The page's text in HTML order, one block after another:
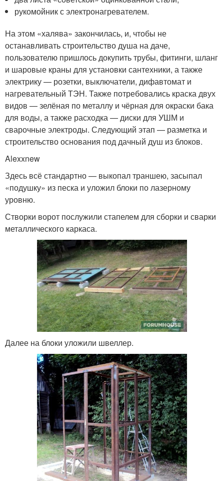
рукомойник с электронагревателем.
На этом «халява» закончилась, и, чтобы не
останавливать строительство душа на даче,
пользователю пришлось докупить трубы, фитинги, шланг
и шаровые краны для установки сантехники, а также
электрику — розетки, выключатели, дифавтомат и
нагревательный ТЭН. Также потребовались краска двух
видов — зелёная по металлу и чёрная для окраски бака
для воды, а также расходка — диски для УШМ и
сварочные электроды. Следующий этап — разметка и
строительство основания под дачный душ из блоков.
Alexxnew
Здесь всё стандартно — выкопал траншею, засыпал
«подушку» из песка и уложил блоки по лазерному
уровню.
Створки ворот послужили стапелем для сборки и сварки
металлического каркаса.
Далее на блоки уложили швеллер.